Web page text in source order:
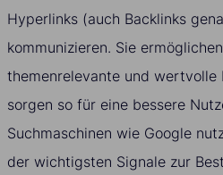
Hyperlinks (auch Backlinks
kommunizieren. Sie
themenrelevante und wertvolle
sorgen so für eine bessere
Suchmaschinen wie Google
der wichtigsten Signale zur